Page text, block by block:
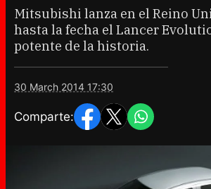
Mitsubishi lanza en el Reino
hasta la fecha el Lancer
potente de la historia.
30 March 2014 17:30
Comparte: